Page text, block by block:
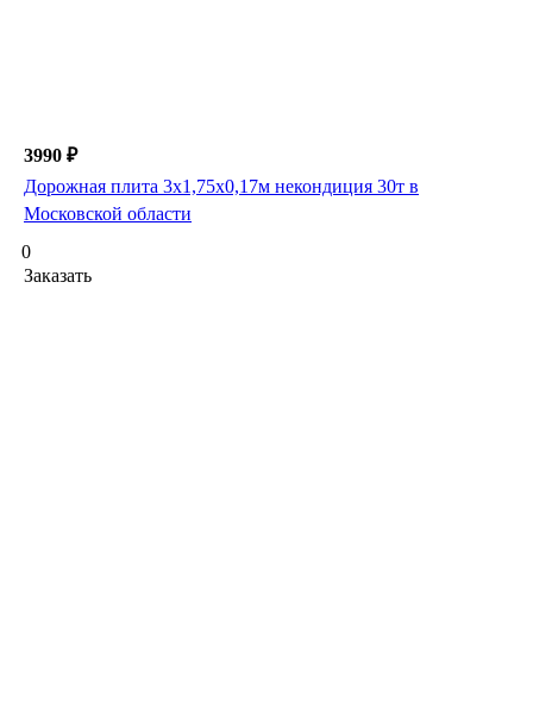
3990 ₽
Дорожная плита 3х1,75х0,17м некондиция 30т в
Московской области
0
Заказать